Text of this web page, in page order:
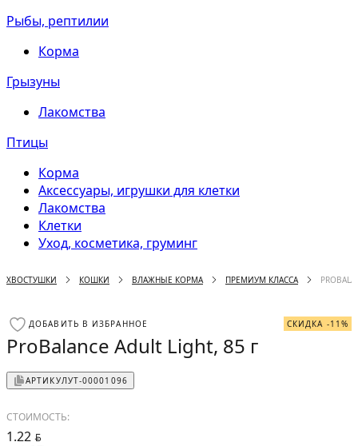
Рыбы, рептилии
Корма
Грызуны
Лакомства
Птицы
Корма
Аксессуары, игрушки для клетки
Лакомства
Клетки
Уход, косметика, груминг
ХВОСТУШКИ КОШКИ ВЛАЖНЫЕ КОРМА ПРЕМИУМ КЛАССА
ДОБАВИТЬ В ИЗБРАННОЕ СКИДКА -11%
ProBalance Adult Light, 85 г
АРТИКУЛУТ-00001096
СТОИМОСТЬ:
1.22 BYN